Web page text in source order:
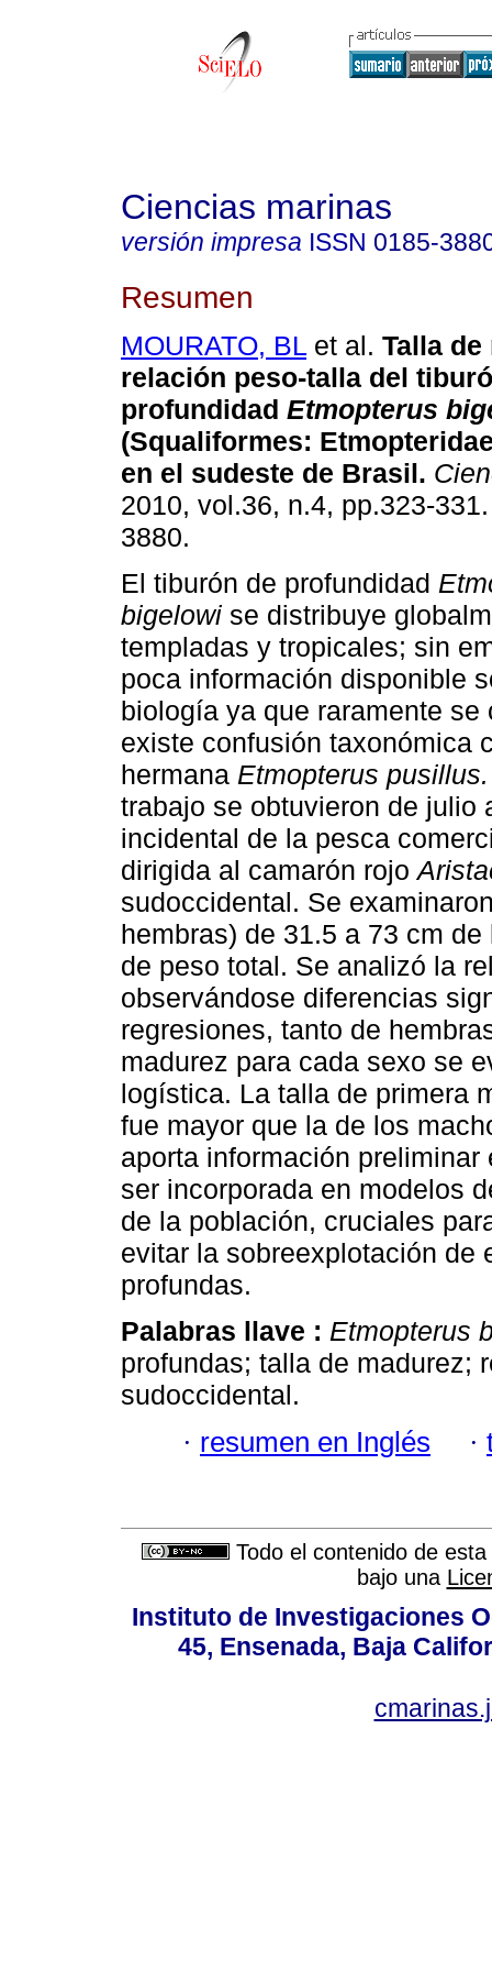
Ciencias marinas
versión impresa ISSN 0185-
Resumen
MOURATO, BL et al. Talla de
relación peso-talla del
profundidad Etmopterus
(Squaliformes:
en el sudeste de Brasil.
2010, vol.36, n.4, pp.323-
3880.
El tiburón de profundidad
bigelowi se distribuye
templadas y tropicales; sin
poca información disponible
biología ya que raramente se
existe confusión taxonómica
hermana Etmopterus
trabajo se obtuvieron de julio
incidental de la pesca
dirigida al camarón rojo
sudoccidental. Se
hembras) de 31.5 a 73 cm
de peso total. Se analizó la
observándose diferencias
regresiones, tanto de
madurez para cada sexo se
logística. La talla de primera
fue mayor que la de los
aporta información
ser incorporada en modelos
de la población, cruciales
evitar la sobreexplotación de
profundas.
Palabras llave : Etmopterus
profundas; talla de madurez;
sudoccidental.
· resumen en Inglés ·
Todo el contenido de
bajo una
Instituto de Investigaciones
45, Ensenada, Baja